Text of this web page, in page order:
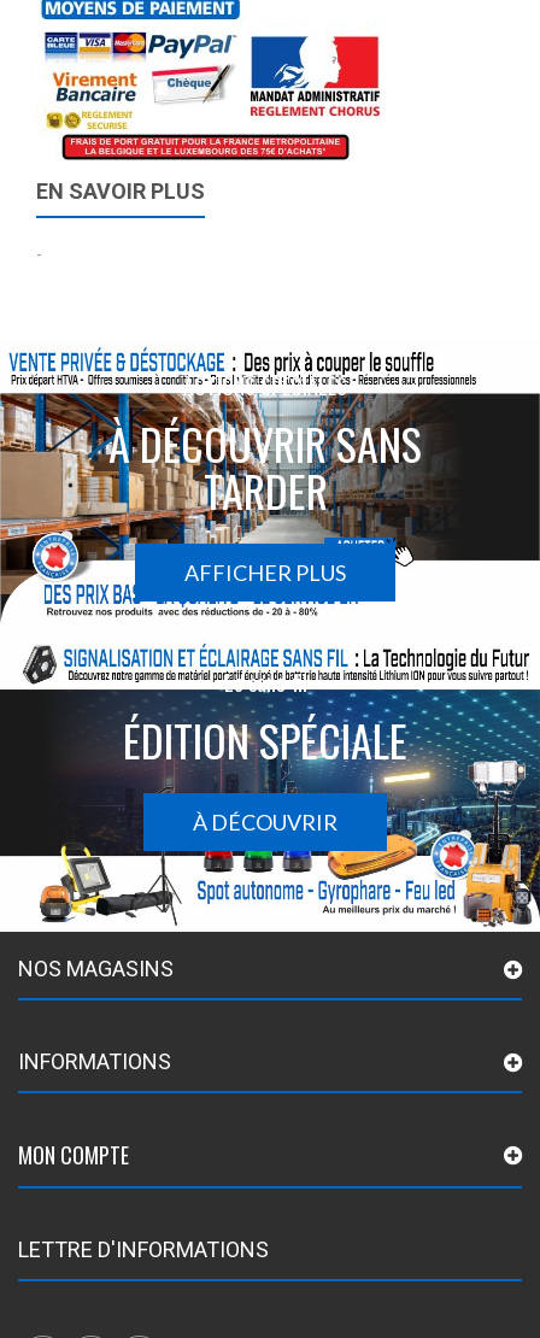
EN SAVOIR PLUS
-
ACTIONS SPÉCIALES
À DÉCOUVRIR SANS
TARDER
AFFICHER PLUS
Le sans-fil
ÉDITION SPÉCIALE
À DÉCOUVRIR
NOS MAGASINS
INFORMATIONS
MON COMPTE
LETTRE D'INFORMATIONS